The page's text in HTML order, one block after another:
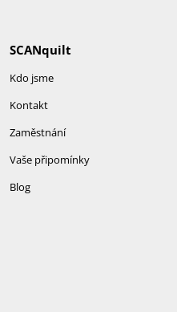
SCANquilt
Kdo jsme
Kontakt
Zaměstnání
Vaše připomínky
Blog